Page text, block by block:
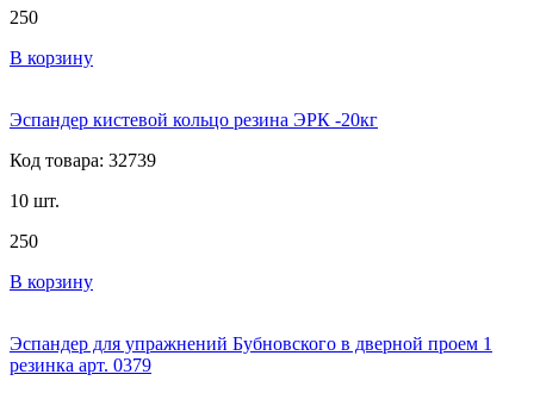
250
В корзину
Эспандер кистевой кольцо резина ЭРК -20кг
Код товара: 32739
10 шт.
250
В корзину
Эспандер для упражнений Бубновского в дверной проем 1
резинка арт. 0379